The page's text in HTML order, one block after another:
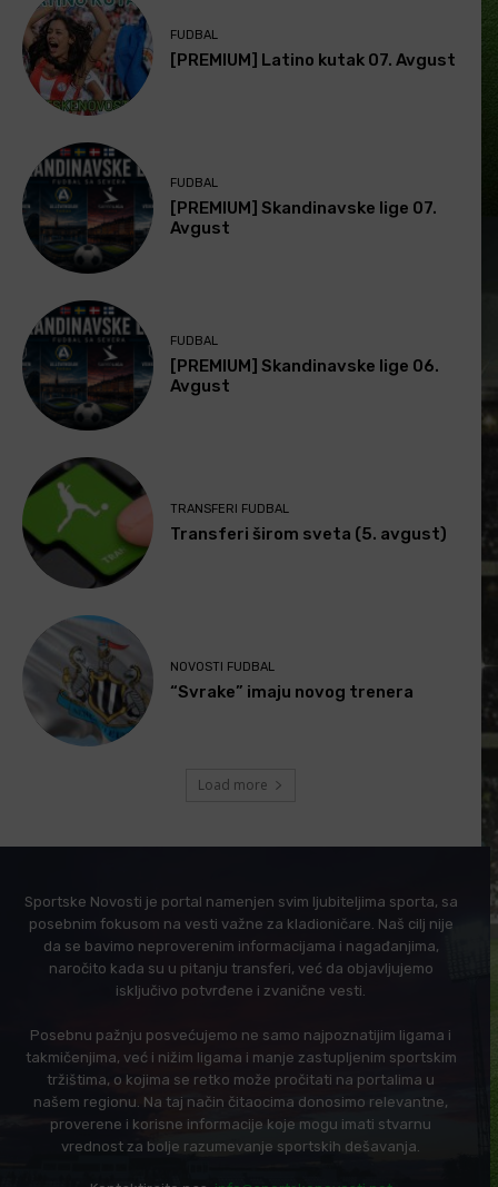
FUDBAL
[PREMIUM] Latino kutak 07. Avgust
FUDBAL
[PREMIUM] Skandinavske lige 07.
Avgust
FUDBAL
[PREMIUM] Skandinavske lige 06.
Avgust
TRANSFERI FUDBAL
Transferi širom sveta (5. avgust)
NOVOSTI FUDBAL
“Svrake” imaju novog trenera
Load more
Sportske Novosti je portal namenjen svim ljubiteljima sporta, sa
posebnim fokusom na vesti važne za kladioničare. Naš cilj nije
da se bavimo neproverenim informacijama i nagađanjima,
naročito kada su u pitanju transferi, već da objavljujemo
isključivo potvrđene i zvanične vesti.
Posebnu pažnju posvećujemo ne samo najpoznatijim ligama i
takmičenjima, već i nižim ligama i manje zastupljenim sportskim
tržištima, o kojima se retko može pročitati na portalima u
našem regionu. Na taj način čitaocima donosimo relevantne,
proverene i korisne informacije koje mogu imati stvarnu
vrednost za bolje razumevanje sportskih dešavanja.